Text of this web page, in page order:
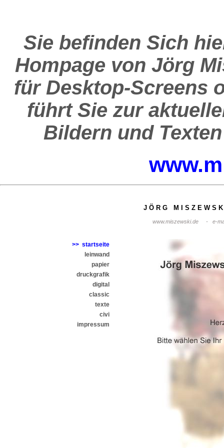
Sie befinden Sich
Hompage von Jörg
für Desktop-Screens
führt Sie zur
Bildern und
J Ö R G M I S Z E W S
www.miszewski.de - e-
>> startseite
leinwand
papier
druckgrafik
digital
classic
texte
civi
impressum